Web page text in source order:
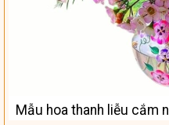
Mẫu hoa thanh liễu cắm